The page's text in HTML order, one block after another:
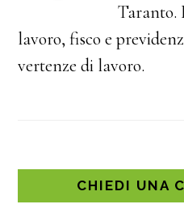
Taranto.
lavoro, fisco e
vertenze di lavoro.
CHIEDI UNA